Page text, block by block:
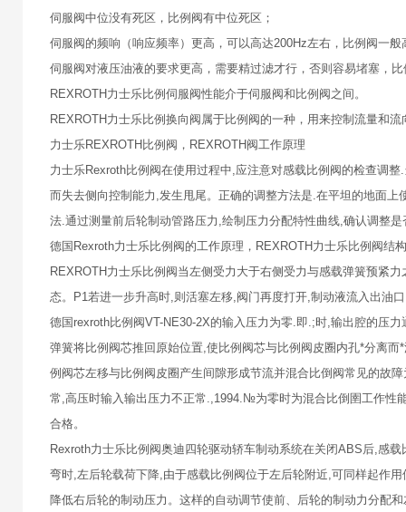
伺服阀中位没有死区，比例阀有中位死区；
伺服阀的频响（响应频率）更高，可以高达200Hz左右，比例阀一
伺服阀对液压油液的要求更高，需要精过滤才行，否则容易堵塞，
REXROTH力士乐比例伺服阀性能介于伺服阀和比例阀之间。
REXROTH力士乐比例换向阀属于比例阀的一种，用来控制流量和流
力士乐REXROTH比例阀，REXROTH阀工作原理
力士乐Rexroth比例阀在使用过程中,应注意对感载比例阀的检查调
而失去侧向控制能力,发生甩尾。正确的调整方法是.在平坦的地面
法.通过测量前后轮制动管路压力,绘制压力分配特性曲线,确认调整是
德国Rexroth力士乐比例阀的工作原理，REXROTH力士乐比例阀结
REXROTH力士乐比例阀当左侧受力大于右侧受力与感载弹簧预紧
态。P1若进一步升高时,则活塞左移,阀门再度打开,制动液流入出油
德国rexroth比例阀VT-NE30-2X的输入压力为零.即.;时,输出腔的压
弹簧将比例阀芯推回原始位置,使比例阀芯与比例阀皮圈内孔*分离
例阀芯左移与比例阀皮圈产生间隙形成节流并混合比倒阀常见的故
常,高压时输入输出压力不正常.,1994.№为零时为混合比倒圉工作性
合格。
Rexroth力士乐比例阀奥迪四轮驱动轿车制动系统在关闭ABS后,感
弯时,左后轮载荷下降,由于感载比例阀位于左后轮附近,可同样起作
降低右后轮的制动压力。这样的自动调节使前、后轮的制动力分配